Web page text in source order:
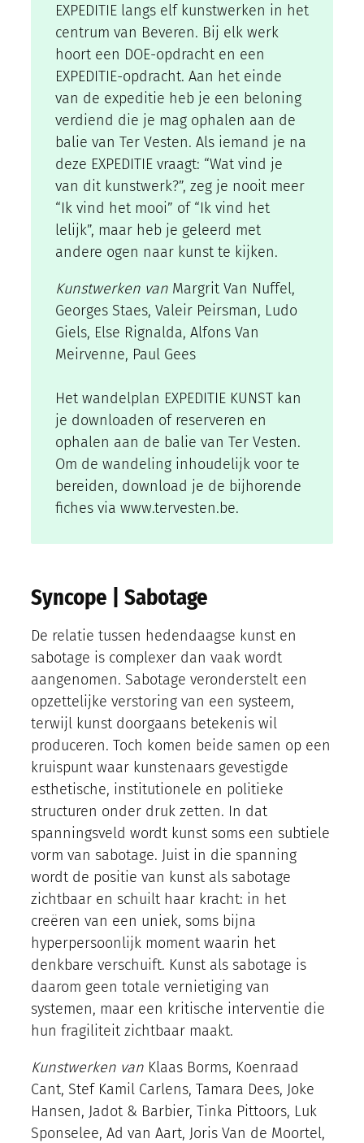
EXPEDITIE langs elf kunstwerken in het
centrum van Beveren. Bij elk werk
hoort een DOE-opdracht en een
EXPEDITIE-opdracht. Aan het einde
van de expeditie heb je een beloning
verdiend die je mag ophalen aan de
balie van Ter Vesten. Als iemand je na
deze EXPEDITIE vraagt: “Wat vind je
van dit kunstwerk?”, zeg je nooit meer
“Ik vind het mooi” of “Ik vind het
lelijk”, maar heb je geleerd met
andere ogen naar kunst te kijken.
Kunstwerken van Margrit Van Nuffel,
Georges Staes, Valeir Peirsman, Ludo
Giels, Else Rignalda, Alfons Van
Meirvenne, Paul Gees
Het wandelplan EXPEDITIE KUNST kan
je downloaden of reserveren en
ophalen aan de balie van Ter Vesten.
Om de wandeling inhoudelijk voor te
bereiden, download je de bijhorende
fiches via www.tervesten.be.
Syncope | Sabotage
De relatie tussen hedendaagse kunst en
sabotage is complexer dan vaak wordt
aangenomen. Sabotage veronderstelt een
opzettelijke verstoring van een systeem,
terwijl kunst doorgaans betekenis wil
produceren. Toch komen beide samen op een
kruispunt waar kunstenaars gevestigde
esthetische, institutionele en politieke
structuren onder druk zetten. In dat
spanningsveld wordt kunst soms een subtiele
vorm van sabotage. Juist in die spanning
wordt de positie van kunst als sabotage
zichtbaar en schuilt haar kracht: in het
creëren van een uniek, soms bijna
hyperpersoonlijk moment waarin het
denkbare verschuift. Kunst als sabotage is
daarom geen totale vernietiging van
systemen, maar een kritische interventie die
hun fragiliteit zichtbaar maakt.
Kunstwerken van Klaas Borms, Koenraad
Cant, Stef Kamil Carlens, Tamara Dees, Joke
Hansen, Jadot & Barbier, Tinka Pittoors, Luk
Sponselee, Ad van Aart, Joris Van de Moortel,